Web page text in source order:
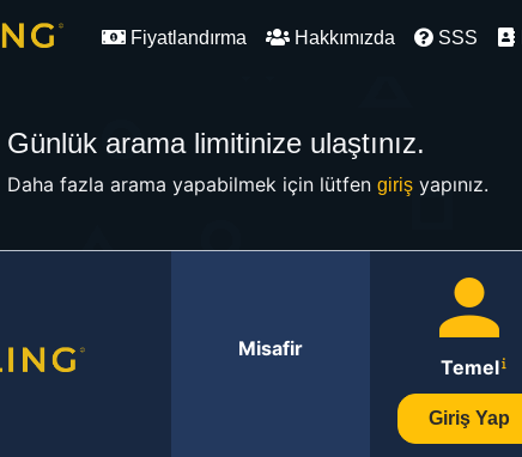
Fiyatlandırma Hakkımızda SSS
Günlük arama limitinize ulaştınız.
Daha fazla arama yapabilmek için lütfen girişyapınız.
Misafir
Temel
Giriş Yap